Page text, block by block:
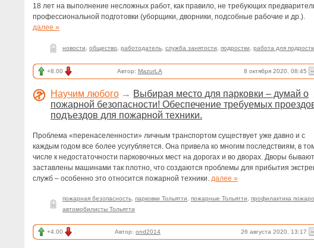
18 лет на выполнение несложных работ, как правило, не требующих
профессиональной подготовки (уборщики, дворники, подсобные рабочие и др.).
далее »
новости общество работодатель служба занятости подростки работа для
+8.00 Автор: MazurLA 8 октября 2020, 08:45
Научим любого → Выбирая место для парковки – думай о
пожарной безопасности! Обеспечение требуемых
подъездов для пожарной техники.
Проблема «перенаселенности» личным транспортом существует уже давно и с
каждым годом все более усугубляется. Она привела ко многим последствиям, в
числе к недостаточности парковочных мест на дорогах и во дворах. Дворы бывают
заставлены машинами так плотно, что создаются проблемы для прибытия
служб – особенно это относится пожарной техники. далее »
пожарная безопасность парковки Тольятти пожарные Тольятти профилактика
автомобилисты Тольятти
+4.00 Автор: ond2014 26 августа 2020, 13:17